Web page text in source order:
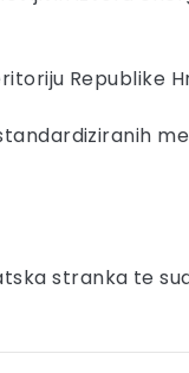
Republike
stranka te